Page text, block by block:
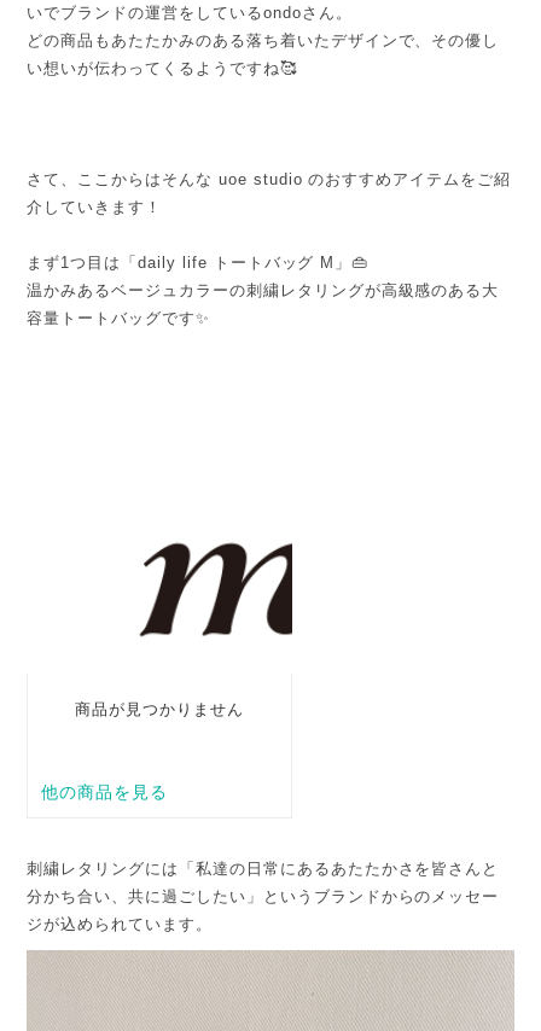
いでブランドの運営をしているondoさん。
どの商品もあたたかみのある落ち着いたデザインで、その優し
い想いが伝わってくるようですね🥰
さて、ここからはそんな uoe studio のおすすめアイテムをご紹
介していきます！
まず1つ目は「daily life トートバッグ M」👜
温かみあるベージュカラーの刺繍レタリングが高級感のある大
容量トートバッグです✨
刺繍レタリングには「私達の日常にあるあたたかさを皆さんと
分かち合い、共に過ごしたい」というブランドからのメッセー
ジが込められています。